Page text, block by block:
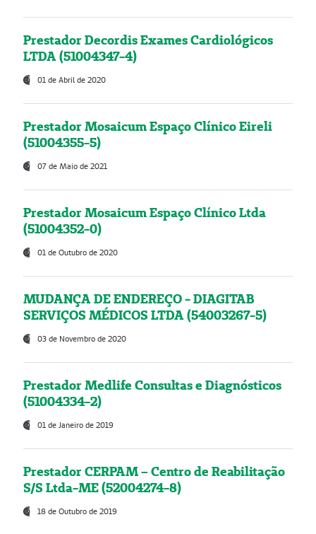
Prestador Decordis Exames Cardiológicos
LTDA (51004347-4)
01 de Abril de 2020
Prestador Mosaicum Espaço Clínico Eireli
(51004355-5)
07 de Maio de 2021
Prestador Mosaicum Espaço Clínico Ltda
(51004352-0)
01 de Outubro de 2020
MUDANÇA DE ENDEREÇO - DIAGITAB
SERVIÇOS MÉDICOS LTDA (54003267-5)
03 de Novembro de 2020
Prestador Medlife Consultas e Diagnósticos
(51004334-2)
01 de Janeiro de 2019
Prestador CERPAM – Centro de Reabilitação
S/S Ltda-ME (52004274-8)
18 de Outubro de 2019